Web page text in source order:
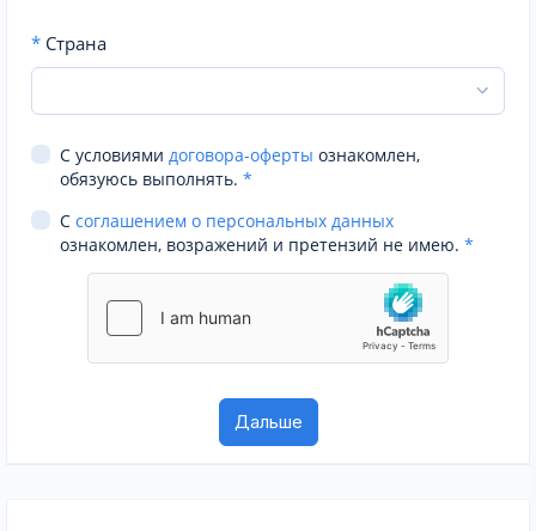
* Страна
С условиями договора-оферты ознакомлен,
обязуюсь выполнять. *
С соглашением о персональных данных
ознакомлен, возражений и претензий не имею. *